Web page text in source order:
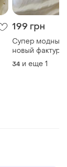
199 грн
Супер модный
новый
топ бесшовный
34 и еще 1